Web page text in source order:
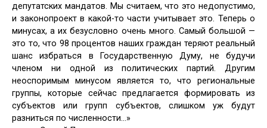
депутатских мандатов. Мы считаем, что это недопустимо,
и законопроект в какой-то части учитывает это. Теперь о
минусах, а их безусловно очень много. Самый большой —
это то, что 98 процентов наших граждан теряют реальный
шанс избраться в Государственную Думу, не будучи
членом ни одной из политических партий. Другим
неоспоримым минусом является то, что региональные
группы, которые сейчас предлагается формировать из
субъектов или групп субъектов, слишком уж будут
разниться по численности…»